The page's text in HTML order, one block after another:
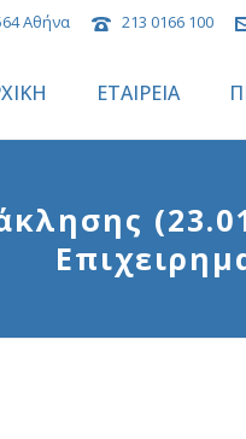
Αθήνα 213 0166 100
ΕΤΑΙΡΕΙΑ